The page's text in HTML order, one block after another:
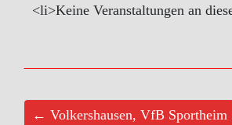
<li>Keine Veranstaltungen an
← Volkershausen, VfB Sportheim